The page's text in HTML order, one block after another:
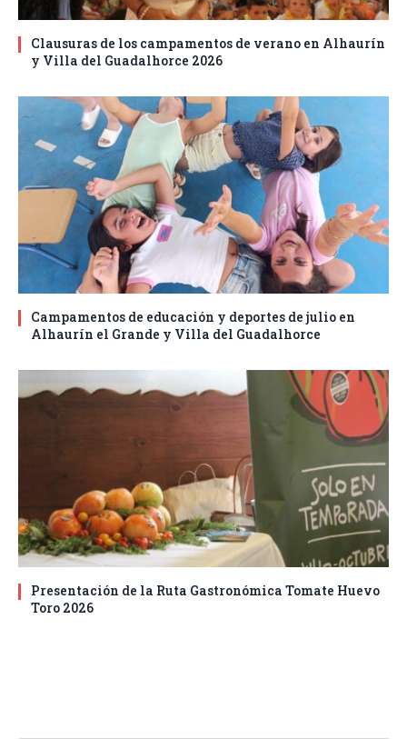
Clausuras de los campamentos de verano en Alhaurín
y Villa del Guadalhorce 2026
Campamentos de educación y deportes de julio en
Alhaurín el Grande y Villa del Guadalhorce
Presentación de la Ruta Gastronómica Tomate Huevo
Toro 2026